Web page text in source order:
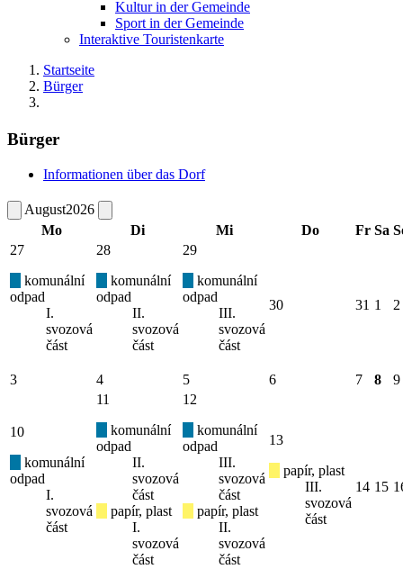
Kultur in der Gemeinde
Sport in der Gemeinde
Interaktive Touristenkarte
Startseite
Bürger
Bürger
Informationen über das Dorf
August2026
Mo
Di Mi Do Fr Sa
27
komunální
odpad
I.
svozová
část
28
komunální
odpad
II.
svozová
část
29
komunální
odpad
III.
svozová
část
30 31 1 2
3 4 5 6 7 8 9
10
komunální
odpad
I.
svozová
část
11
komunální
odpad
II.
svozová
část
papír, plast
I.
svozová
část
12
komunální
odpad
III.
svozová
část
papír, plast
II.
svozová
část
13
papír, plast
III.
svozová
část
14 15